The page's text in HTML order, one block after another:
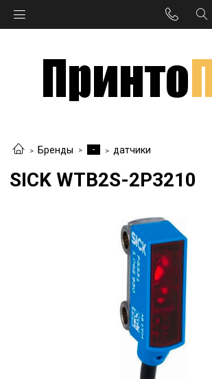
Бренды - датчики
SICK WTB2S-2P3210